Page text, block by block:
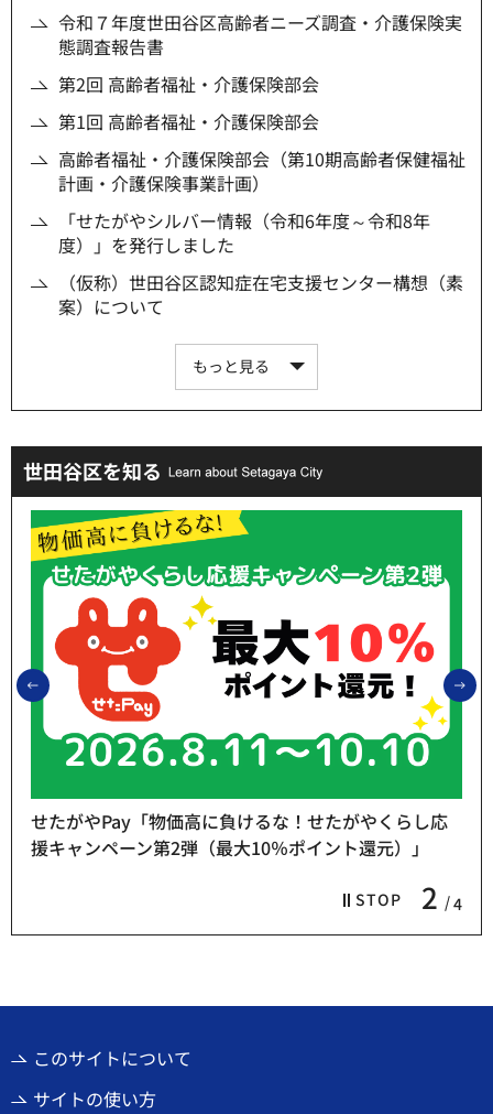
令和７年度世田谷区高齢者ニーズ調査・介護保険実
態調査報告書
第2回 高齢者福祉・介護保険部会
第1回 高齢者福祉・介護保険部会
高齢者福祉・介護保険部会（第10期高齢者保健福祉
計画・介護保険事業計画）
「せたがやシルバー情報（令和6年度～令和8年
度）」を発行しました
（仮称）世田谷区認知症在宅支援センター構想（素
案）について
もっと見る
世田谷区を知る
前のスライドを表示
STOP 2 4
せたがやPay「物価高に負けるな！せたがやくらし応
援キャンペーン第2弾（最大10％ポイント還元）」
このサイトについて
サイトの使い方